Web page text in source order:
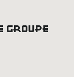
groupe